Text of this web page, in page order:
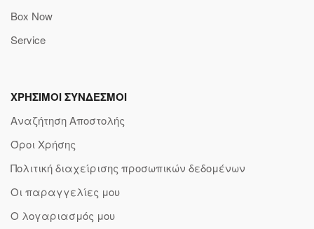
Box Now
Service
ΧΡΗΣΙΜΟΙ ΣΥΝΔΕΣΜΟΙ
Αναζήτηση Αποστολής
Όροι Χρήσης
Πολιτική διαχείρισης προσωπικών δεδομένων
Οι παραγγελίες μου
Ο λογαριασμός μου